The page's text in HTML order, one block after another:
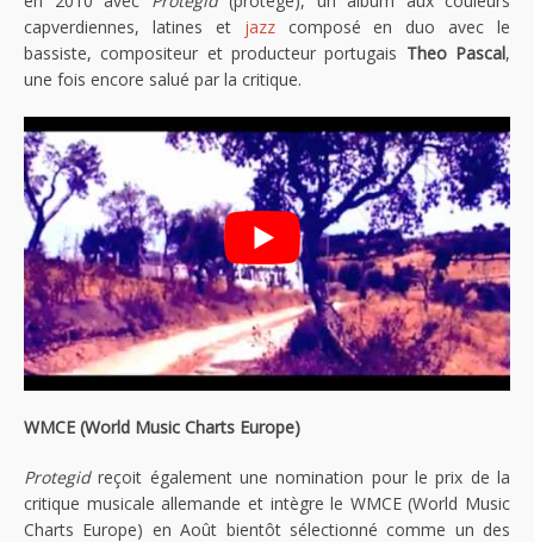
capverdiennes, latines et jazzcomposé en duo avec le
bassiste, compositeur et producteur portugais Theo Pascal,
une fois encore salué par la critique.
WMCE (World Music Charts Europe)
Protegidreçoit également une nomination pour le prix de la
critique musicale allemande et intègre le WMCE (World Music
Charts Europe) en Août bientôt sélectionné comme un des